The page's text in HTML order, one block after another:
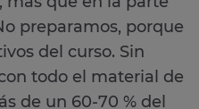
preparamos, porque
del curso. Sin
todo el material de
de un 60-70 % del